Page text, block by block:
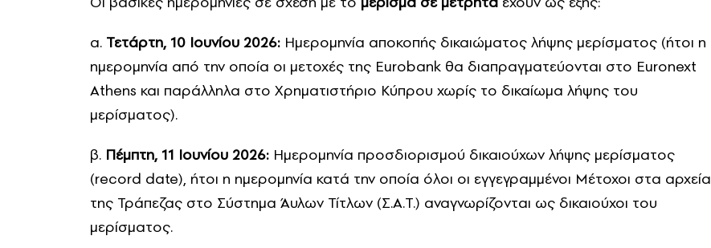
α. Τετάρτη, 10 Ιουνίου 2026: Ημερομηνία αποκοπής δικαιώματος λήψης μερίσματος (ήτοι η
ημερομηνία από την οποία οι μετοχές της Eurobank θα διαπραγματεύονται στο Euronext
Athens και παράλληλα στο Χρηματιστήριο Κύπρου χωρίς το δικαίωμα λήψης του
μερίσματος).
β. Πέμπτη, 11 Ιουνίου 2026: Ημερομηνία προσδιορισμού δικαιούχων λήψης μερίσματος
(record date), ήτοι η ημερομηνία κατά την οποία όλοι οι εγγεγραμμένοι Μέτοχοι στα αρχεία
της Τράπεζας στο Σύστημα Άυλων Τίτλων (Σ.Α.Τ.) αναγνωρίζονται ως δικαιούχοι του
μερίσματος.